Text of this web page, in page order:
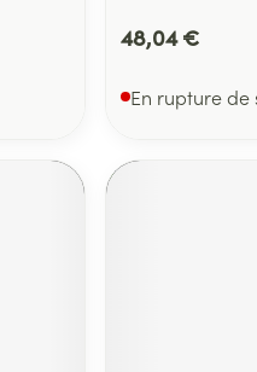
48,04 €
En rupture de